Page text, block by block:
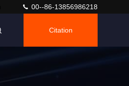
00--86-13856986218
Citation